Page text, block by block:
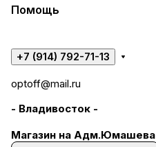
Помощь
+7 (914) 792-71-13
optoff@mail.ru
- Владивосток -
Магазин на Адм.Юмашева